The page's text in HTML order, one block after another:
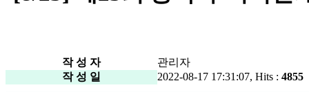
작 성 자
관리자
작 성 일
2022-08-17 17:31:07, Hits : 4855